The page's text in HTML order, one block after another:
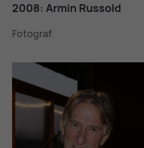
2008: Ar­min Rus­sold
Fotograf.